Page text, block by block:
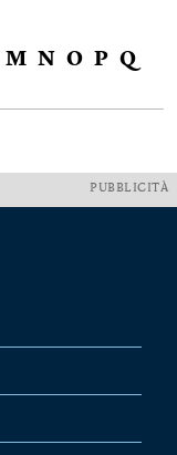
M N O P Q
PUBBLICITÀ